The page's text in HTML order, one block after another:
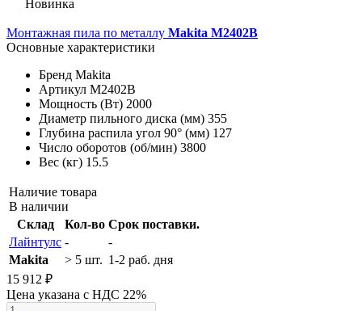
Новинка
Монтажная пила по металлу Makita M2402B
Основные характеристики
Бренд Makita
Артикул M2402B
Мощность (Вт) 2000
Диаметр пильного диска (мм) 355
Глубина распила угол 90° (мм) 127
Число оборотов (об/мин) 3800
Вес (кг) 15.5
Наличие товара
В наличии
Склад
Кол-во Срок поставки.
Лайнтулс -
-
Makita
> 5 шт. 1-2 раб. дня
15 912 ₽
Цена указана с НДС 22%